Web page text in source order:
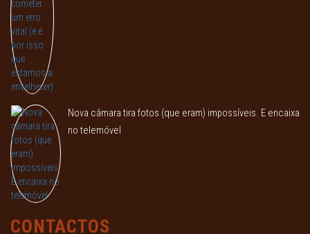
Nova câmara tira fotos (que eram) impossíveis. E encaixa
no telemóvel
CONTACTOS